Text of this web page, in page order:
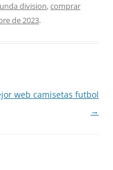
division,comprar
de 2023.
web camisetas futbol
→